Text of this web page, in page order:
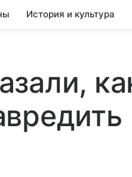
История и культура